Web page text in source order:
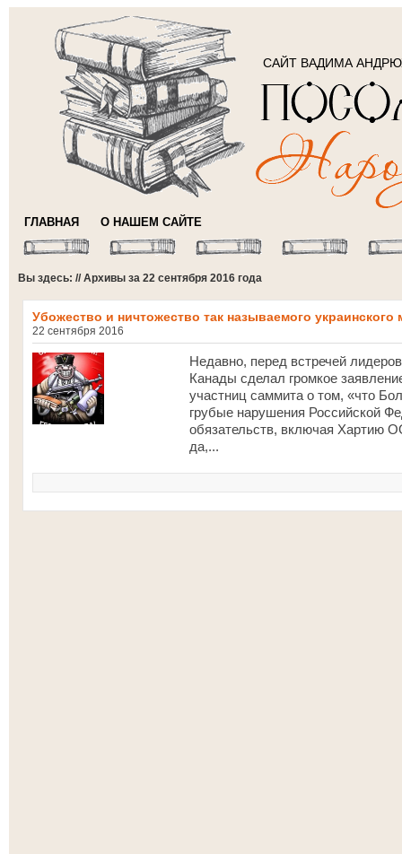
САЙТ ВАДИМА
ГЛАВНАЯ О НАШЕМ САЙТЕ
Вы здесь: // Архивы за 22 сентября 2016 года
Убожество и ничтожество так называемого украинского
22 сентября 2016
Недавно, перед встречей
Канады сделал громкое
участниц саммита о том, «что
грубые нарушения Российской
обязательств, включая Хартию
да,...